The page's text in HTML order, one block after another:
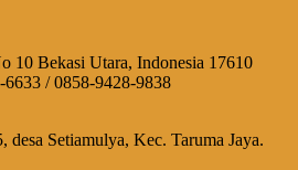
10 Bekasi Utara, Indonesia 17610
/ 0858-9428-9838
desa Setiamulya, Kec. Taruma Jaya.